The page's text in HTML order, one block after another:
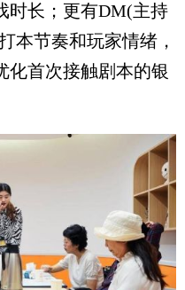
时长；更有DM(主持
本节奏和玩家情绪，
化首次接触剧本的银